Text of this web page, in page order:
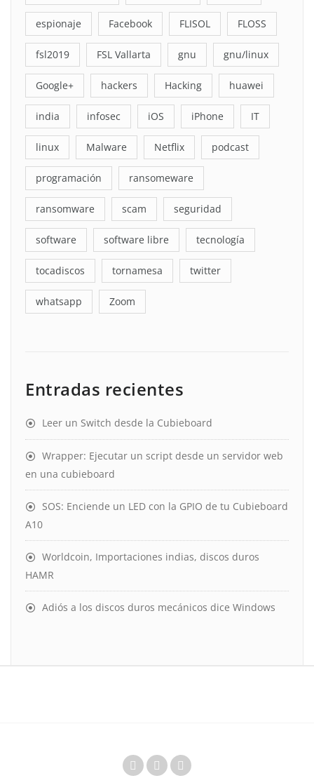
espionaje Facebook FLISOL FLOSS
fsl2019 FSL Vallarta gnu gnu/linux
Google+ hackers Hacking huawei
india infosec iOS iPhone IT
linux Malware Netflix podcast
programación ransomeware
ransomware scam seguridad
software software libre tecnología
tocadiscos tornamesa twitter
whatsapp Zoom
Entradas recientes
Leer un Switch desde la Cubieboard
Wrapper: Ejecutar un script desde un servidor web
en una cubieboard
SOS: Enciende un LED con la GPIO de tu Cubieboard
A10
Worldcoin, Importaciones indias, discos duros
HAMR
Adiós a los discos duros mecánicos dice Windows